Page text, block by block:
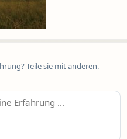
Teile sie mit anderen.